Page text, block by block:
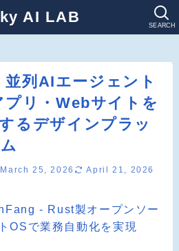
AI LAB SEARCH
列AIエージェント
プリ・Webサイトを
るデザインプラッ
March 25, 2026 April 21, 2026